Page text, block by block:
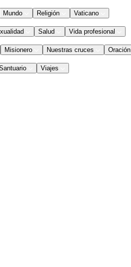
Mundo Religión Vaticano
Salud Vida profesional
Misionero Nuestras cruces Oración
Viajes